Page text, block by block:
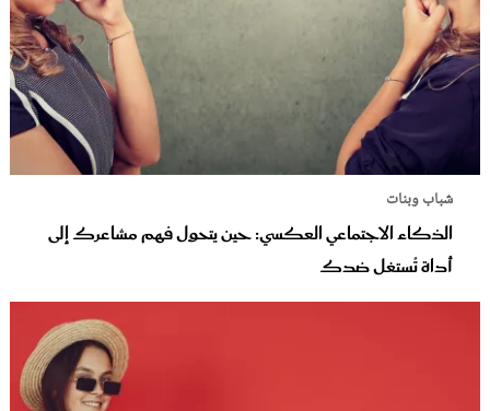
شباب وبنات
الذكاء الاجتماعي العكسي: حين يتحول فهم مشاعرك إلى
أداة تُستغل ضدك